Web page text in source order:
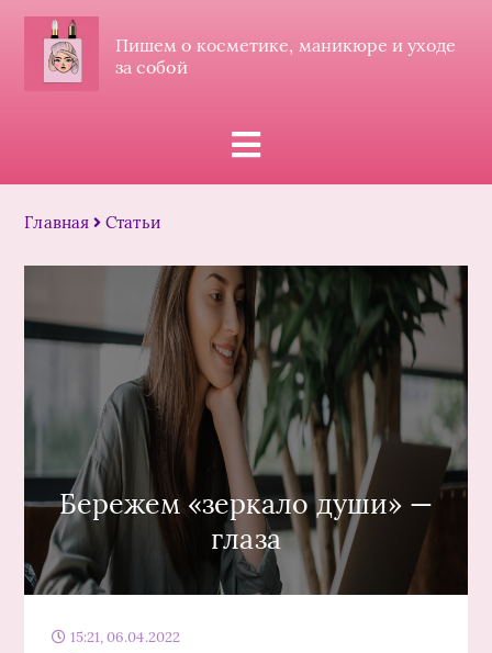
Пишем о косметике, маникюре и уходе
за собой
Главная Статьи
Бережем «зеркало души» —
глаза
15:21, 06.04.2022